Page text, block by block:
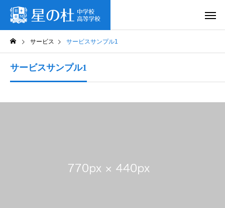
サービス サービスサンプル1
サービスサンプル1